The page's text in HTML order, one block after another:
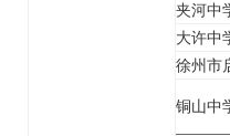
夹河中
大许中
徐州市
铜山中